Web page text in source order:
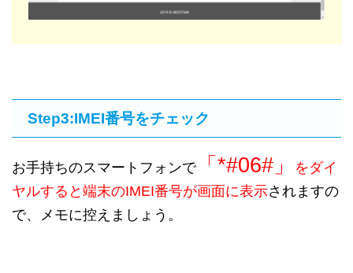
Step3:IMEI番号をチェック
お手持ちのスマートフォンで「*#06#」
をダイ
ヤルすると端末のIMEI番号が画面に表示されますの
で、メモに控えましょう。